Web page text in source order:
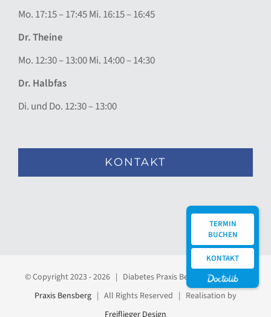
Mo. 17:15 – 17:45 Mi. 16:15 – 16:45
Dr. Theine
Mo. 12:30 – 13:00 Mi. 14:00 – 14:30
Dr. Halbfas
Di. und Do. 12:30 – 13:00
KONTAKT
TERMIN
BUCHEN
KONTAKT
© Copyright 2023 -2026 | Diabetes Praxis BensbergDiabetes
Praxis Bensberg | All Rights Reserved | Realisation by